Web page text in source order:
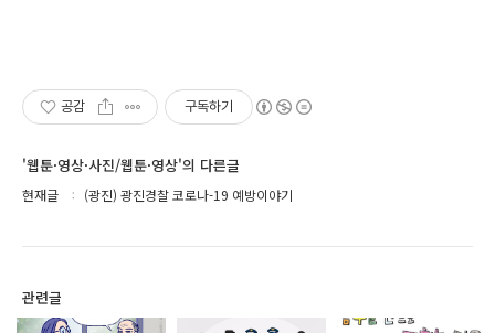
공감 구독하기
'웹툰·영상·사진/웹툰·영상'의 다른글
현재글 (광진) 광진경찰 코로나-19 예방이야기
관련글